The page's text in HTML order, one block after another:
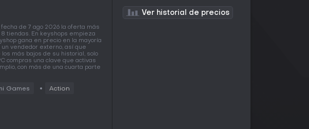
fecha de 7 ago 2026 la oferta más
tiendas. En keyshops empieza
gana en precio en la mayoría
vendedor externo, así que
más bajos de su historial, solo
compras una clave que activas
con más de una cuarta parte
Games Action
Ver historial de precios